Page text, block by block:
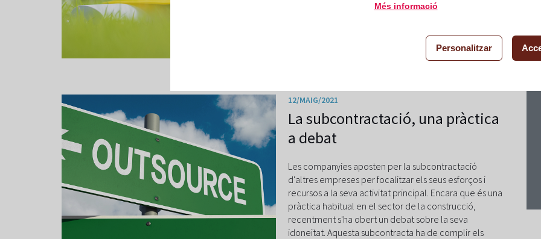
12/MAIG/2021
La subcontractació, una pràctica
a debat
Les companyies aposten per la subcontractació
d'altres empreses per focalitzar els seus esforços i
recursos a la seva activitat principal. Encara que és una
pràctica habitual en el sector de la construcció,
recentment s'ha obert un debat sobre la seva
idoneïtat. Aquesta subcontracta ha de complir els
Més informació
Personalitzar